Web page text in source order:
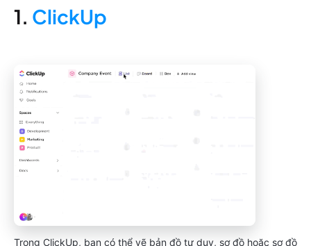
1. ClickUp
Trong ClickUp, bạn có thể vẽ bản đồ tư duy, sơ đồ hoặc sơ đồ